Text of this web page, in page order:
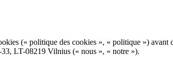
(« politique des cookies », « politique »)
LT-08219 Vilnius (« nous », « notre »).